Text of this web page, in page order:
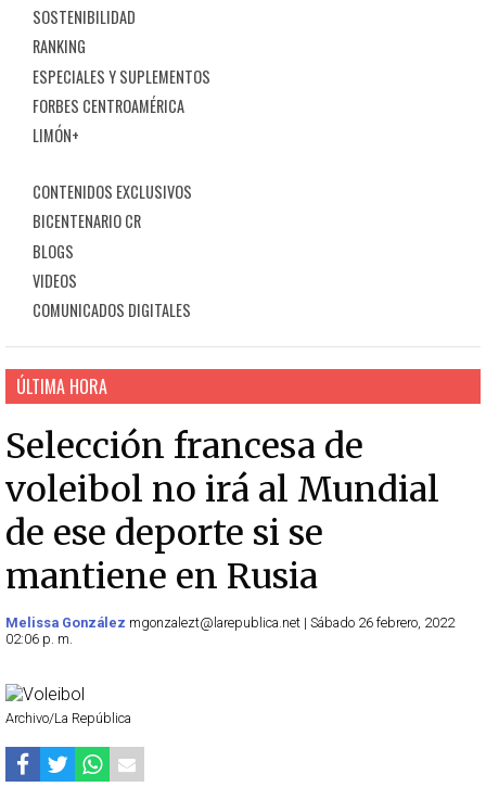
SOSTENIBILIDAD
RANKING
ESPECIALES Y SUPLEMENTOS
FORBES CENTROAMÉRICA
LIMÓN+
CONTENIDOS EXCLUSIVOS
BICENTENARIO CR
BLOGS
VIDEOS
COMUNICADOS DIGITALES
ÚLTIMA HORA
Selección francesa de
voleibol no irá al Mundial
de ese deporte si se
mantiene en Rusia
Melissa González mgonzalezt@larepublica.net | Sábado 26 febrero, 2022
02:06 p. m.
Archivo/La República